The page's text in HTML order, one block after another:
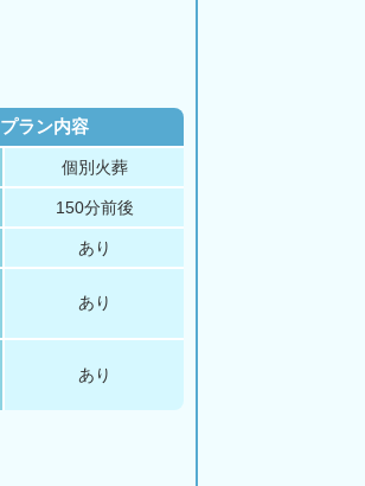
プラン内容
個別火葬
150分前後
あり
あり
あり